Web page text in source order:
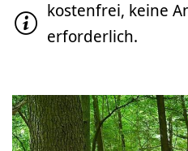
kostenfrei, keine
erforderlich.